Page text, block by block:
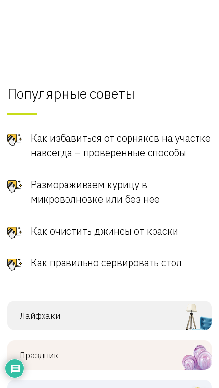
Популярные советы
Как избавиться от сорняков на участке
навсегда – проверенные способы
Размораживаем курицу в
микроволновке или без нее
Как очистить джинсы от краски
Как правильно сервировать стол
Лайфхаки
Праздник